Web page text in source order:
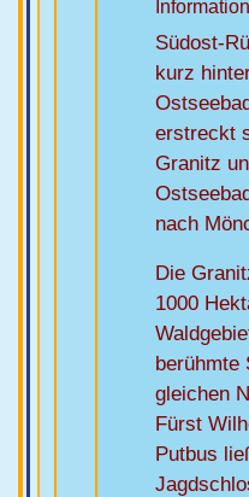
Südost-
kurz
erstreckt
Granitz
nach
Die
1000
berühmte
gleichen
Fürst
Putbus